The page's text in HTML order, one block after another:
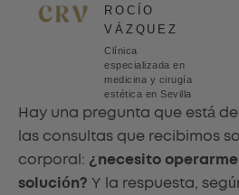
ROCÍO
VÁZQUEZ
Clínica
especializada en
medicina y cirugía
estética en Sevilla
Hay una pregunta que está
las consultas que recibimos
corporal: ¿necesito
solución? Y la respuesta,